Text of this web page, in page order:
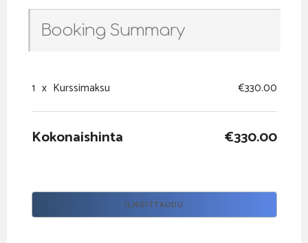
Booking Summary
1 x Kurssimaksu €330.00
Kokonaishinta €330.00